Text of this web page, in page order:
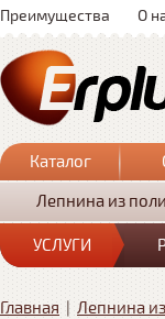
Преимущества О
Каталог
Лепнина из
УСЛУГИ
Главная | Лепнина